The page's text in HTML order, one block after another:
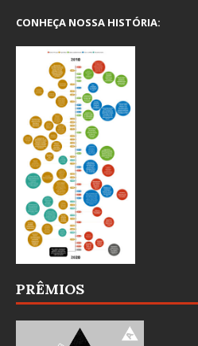
CONHEÇA NOSSA HISTÓRIA:
PRÊMIOS